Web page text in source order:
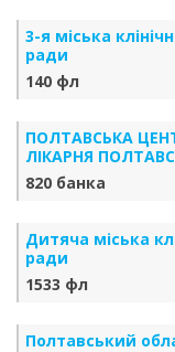
3-я міська
ради
140 фл
ПОЛТАВСЬКА
ЛІКАРНЯ
820 банка
Дитяча міська
ради
1533 фл
Полтавський